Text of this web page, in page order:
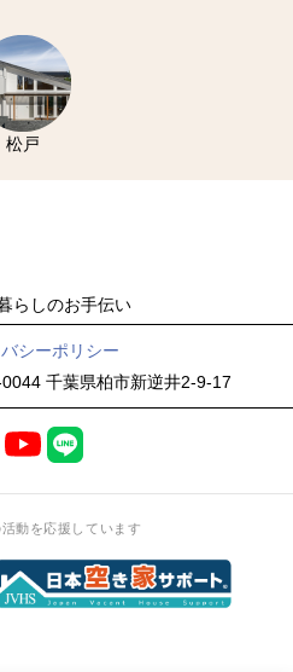
松戸
らしのお手伝い
シーポリシー
千葉県柏市新逆井2-9-17
動を応援しています